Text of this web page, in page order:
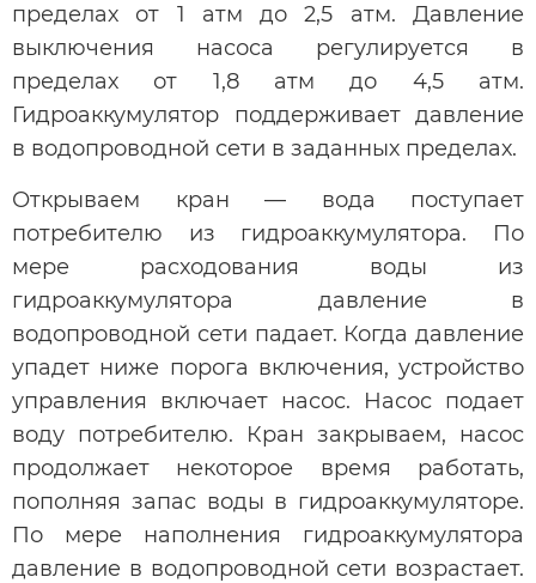
пределах от 1 атм до 2,5 атм. Давление
выключения насоса регулируется в
пределах от 1,8 атм до 4,5 атм.
Гидроаккумулятор поддерживает давление
в водопроводной сети в заданных пределах.
Открываем кран — вода поступает
потребителю из гидроаккумулятора. По
мере расходования воды из
гидроаккумулятора давление в
водопроводной сети падает. Когда давление
упадет ниже порога включения, устройство
управления включает насос. Насос подает
воду потребителю. Кран закрываем, насос
продолжает некоторое время работать,
пополняя запас воды в гидроаккумуляторе.
По мере наполнения гидроаккумулятора
давление в водопроводной сети возрастает.